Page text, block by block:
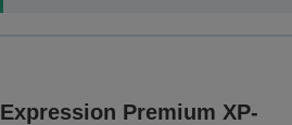
Expression Premium XP-